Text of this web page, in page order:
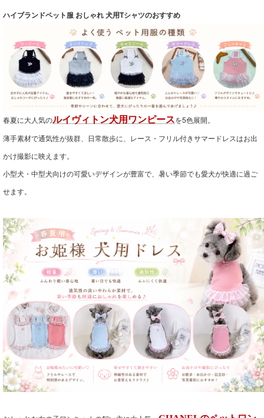
ハイブランドペット服 おしゃれ 犬用Tシャツのおすすめ
春夏に大人気のルイヴィトン犬用ワンピースを5色展開。
薄手素材で通気性が抜群、日常散歩に、レース・フリル付きサマードレスはお出
かけ撮影に映えます。
小型犬・中型犬向けの可愛いデザインが豊富で、暑い季節でも愛犬が快適に過ご
せます。